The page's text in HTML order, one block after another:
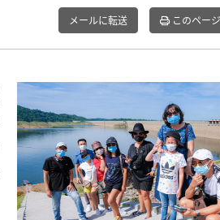
メールに転送 このペー